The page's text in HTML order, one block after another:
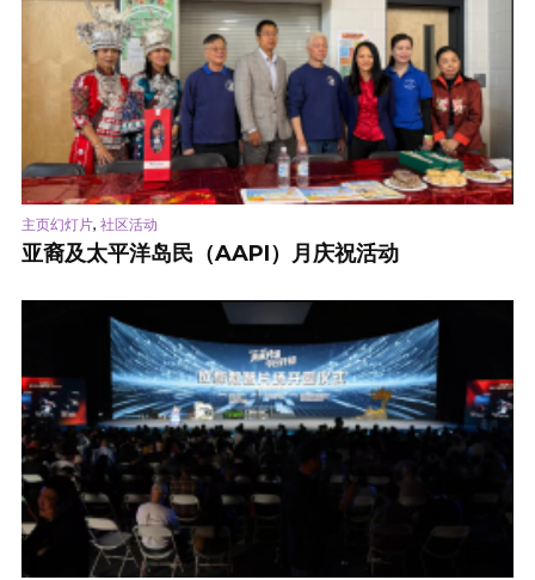
主页幻灯片, 社区活动
亚裔及太平洋岛民（AAPI）月庆祝活动